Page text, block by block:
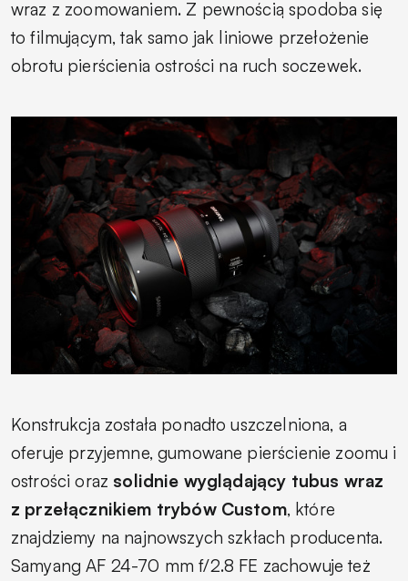
wraz z zoomowaniem. Z pewnością spodoba się
to filmującym, tak samo jak liniowe przełożenie
obrotu pierścienia ostrości na ruch soczewek.
Konstrukcja została ponadto uszczelniona, a
oferuje przyjemne, gumowane pierścienie zoomu i
ostrości oraz solidnie wyglądający tubus wraz
z przełącznikiem trybów Custom, które
znajdziemy na najnowszych szkłach producenta.
Samyang AF 24-70 mm f/2.8 FE zachowuje też